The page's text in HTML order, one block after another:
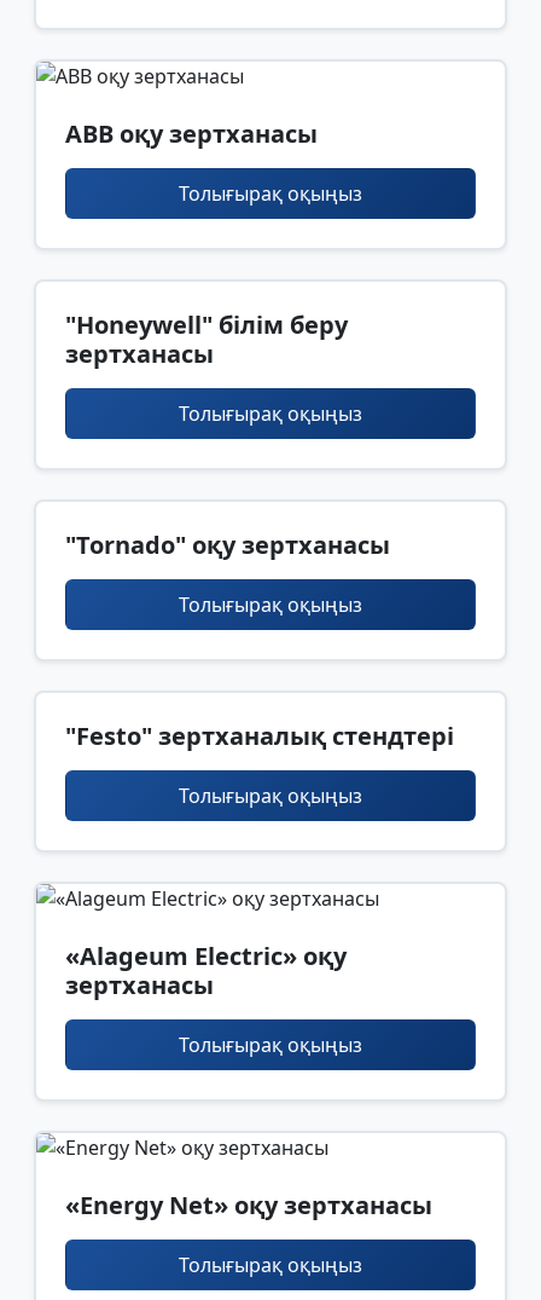
ABB оқу зертханасы
Толығырақ оқыңыз
"Honeywell" білім беру
зертханасы
Толығырақ оқыңыз
"Tornado" оқу зертханасы
Толығырақ оқыңыз
"Festo" зертханалық стендтері
Толығырақ оқыңыз
«Alageum Electric» оқу
зертханасы
Толығырақ оқыңыз
«Energy Net» оқу зертханасы
Толығырақ оқыңыз